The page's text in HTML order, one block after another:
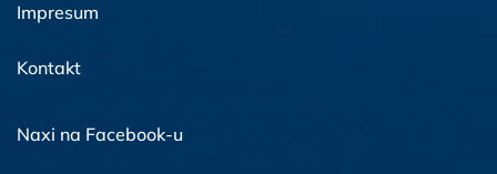
Impresum
Kontakt
Naxi na Facebook-u